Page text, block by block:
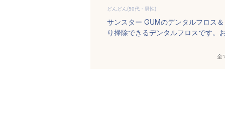
どんどん(50代・男性)
サンスター GUMのデンタルフロス
り掃除できるデンタルフロスです。
全